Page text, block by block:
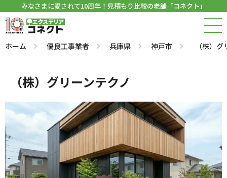
みなさまに愛されて10周年！見積もり比較の老舗「コネクト」
ホーム 優良工事業者 兵庫県 神戸市 （株）
（株）グリーンテクノ